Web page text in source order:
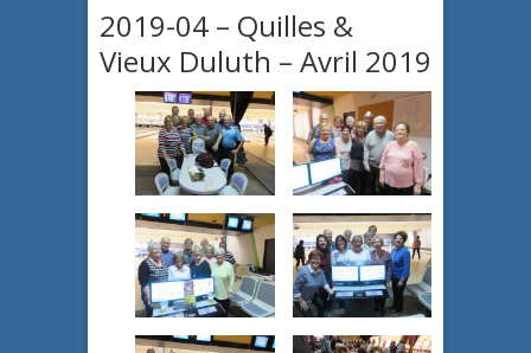
2019-04 – Quilles &
Vieux Duluth – Avril 2019